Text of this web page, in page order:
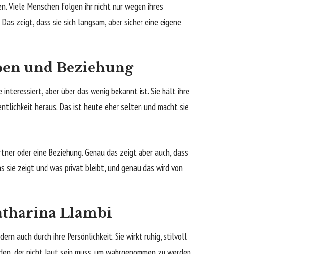
Viele Menschen folgen ihr nicht nur wegen ihres
zeigt, dass sie sich langsam, aber sicher eine eigene
und Beziehung
aber über das wenig bekannt ist. Sie hält ihre
heraus. Das ist heute eher selten und macht sie
oder eine Beziehung. Genau das zeigt aber auch, dass
sie zeigt und was privat bleibt, und genau das wird von
Llambi
auch durch ihre Persönlichkeit. Sie wirkt ruhig, stilvoll